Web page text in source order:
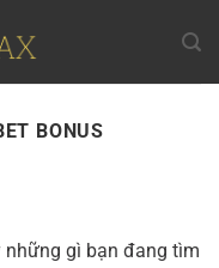
BONUS
những gì bạn đang tìm